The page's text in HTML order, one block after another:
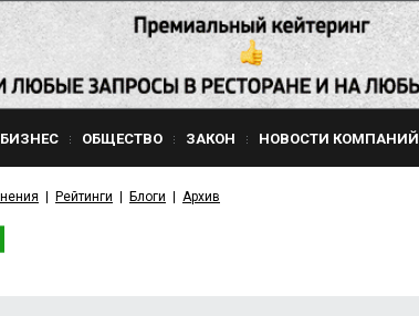
БИЗНЕС ОБЩЕСТВО ЗАКОН НОВОСТИ КОМПАНИЙ
Рейтинги Блоги Архив